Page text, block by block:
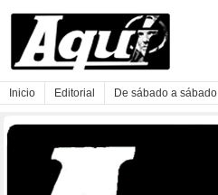
Inicio Editorial De sábado a sábado